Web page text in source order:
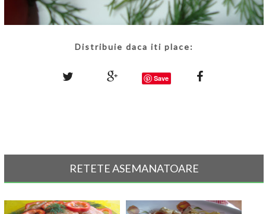
Distribuie daca iti place:
Save
RETETE ASEMANATOARE